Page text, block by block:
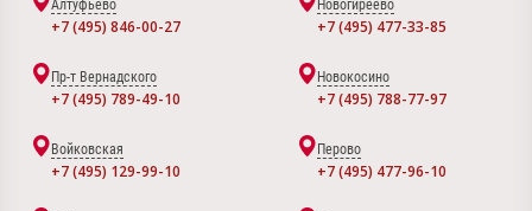
Алтуфьево
+7 (495) 846-00-27
Новогиреево
+7 (495) 477-33-85
Пр-т Вернадского
+7 (495) 789-49-10
Новокосино
+7 (495) 788-77-97
Войковская
+7 (495) 129-99-10
Перово
+7 (495) 477-96-10